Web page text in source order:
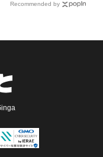
Recommended by